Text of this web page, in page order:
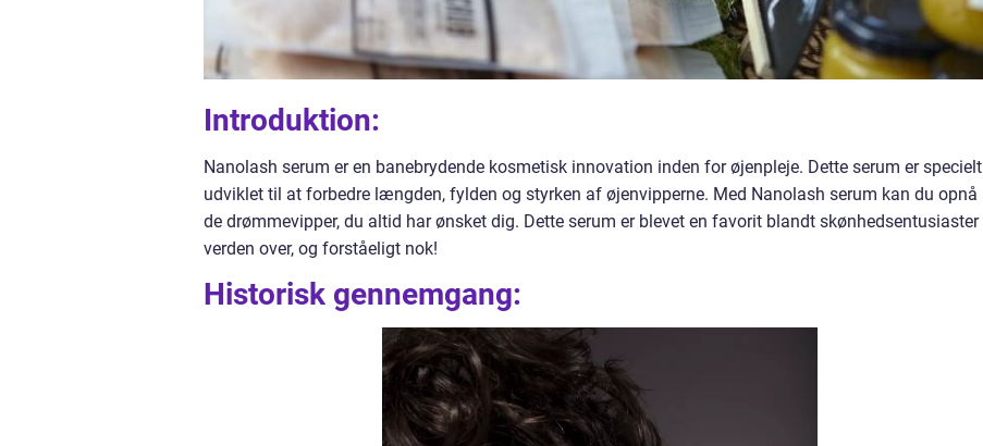
Introduktion:
Nanolash serum er en banebrydende kosmetisk innovation inden for øjenpleje. Dette serum er specielt
udviklet til at forbedre længden, fylden og styrken af øjenvipperne. Med Nanolash serum kan du opnå
de drømmevipper, du altid har ønsket dig. Dette serum er blevet en favorit blandt skønhedsentusiaster
verden over, og forståeligt nok!
Historisk gennemgang: